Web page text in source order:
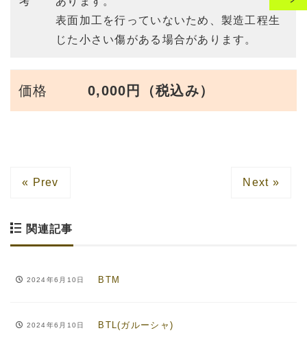
表面加工を行っていないため、製造工程生
じた小さい傷がある場合があります。
価格 0,000円（税込み）
« Prev Next »
関連記事
2024年6月10日 BTM
2024年6月10日 BTL(ガルーシャ)